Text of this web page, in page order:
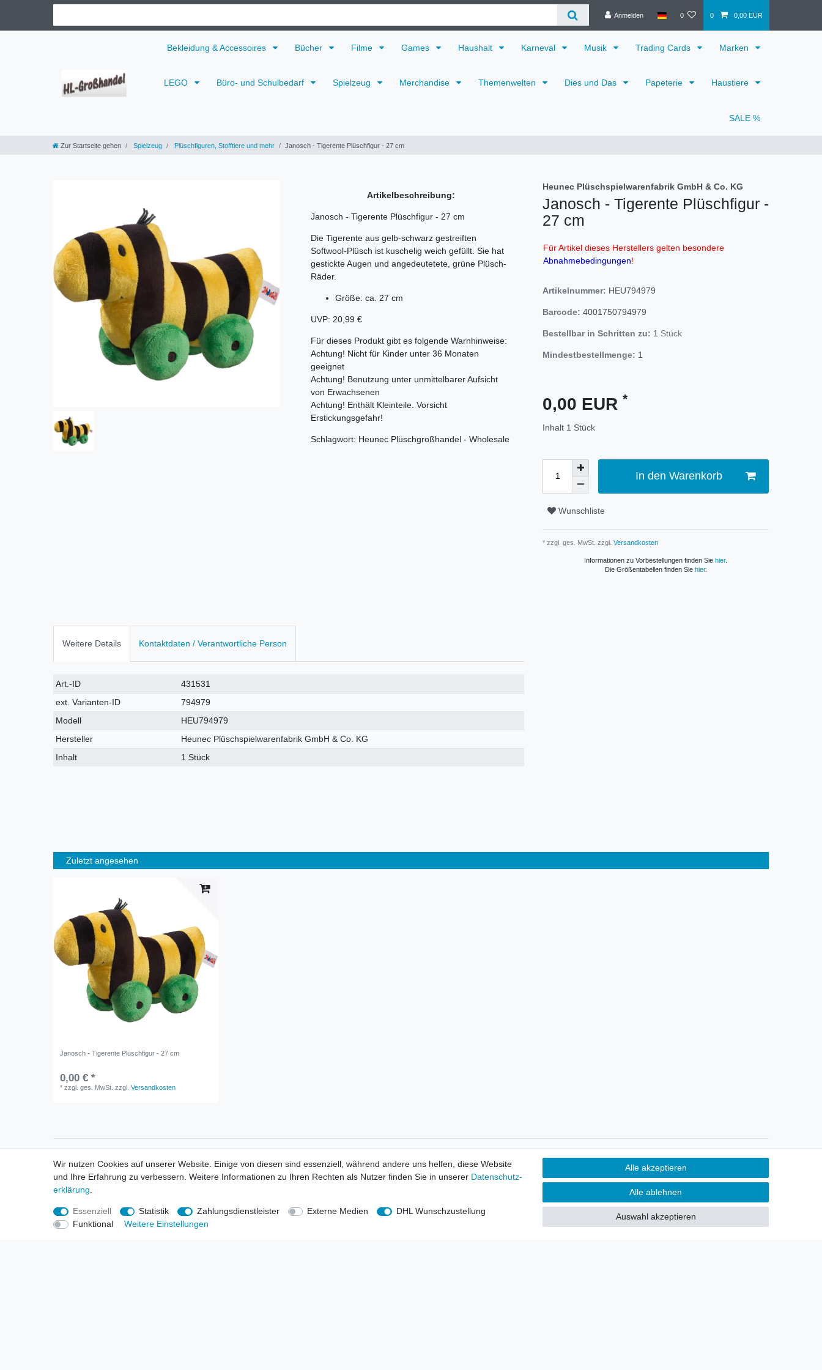
Anmelden 0 0 0,00 EUR
Bekleidung & Accessoires Bücher Filme Games Haushalt Karneval Musik Trading Cards Marken
LEGO Büro- und Schulbedarf Spielzeug Merchandise Themenwelten Dies und Das Papeterie Haustiere
SALE %
Zur Startseite gehen Spielzeug Plüschfiguren, Stofftiere und mehr Janosch - Tigerente Plüschfigur - 27 cm
Artikelbeschreibung:
Janosch - Tigerente Plüschfigur - 27 cm
Die Tigerente aus gelb-schwarz gestreiften
Softwool-Plüsch ist kuschelig weich gefüllt. Sie hat
gestickte Augen und angedeutetete, grüne Plüsch-
Räder.
Größe: ca. 27 cm
UVP: 20,99 €
Für dieses Produkt gibt es folgende Warnhinweise:
Achtung! Nicht für Kinder unter 36 Monaten
geeignet
Achtung! Benutzung unter unmittelbarer Aufsicht
von Erwachsenen
Achtung! Enthält Kleinteile. Vorsicht
Erstickungsgefahr!
Schlagwort: Heunec Plüschgroßhandel - Wholesale
Heunec Plüschspielwarenfabrik GmbH & Co. KG
Janosch - Tigerente Plüschfigur -
27 cm
Für Artikel dieses Herstellers gelten besondere
Abnahmebedingungen!
Artikelnummer: HEU794979
Barcode: 4001750794979
Bestellbar in Schritten zu: 1 Stück
Mindestbestellmenge: 1
0,00 EUR *
Inhalt 1 Stück
In den Warenkorb
Wunschliste
* zzgl. ges. MwSt. zzgl. Versandkosten
Informationen zu Vorbestellungen finden Sie hier.
Die Größentabellen finden Sie hier.
Weitere Details Kontaktdaten / Verantwortliche Person
Technisches
Merkmal
Wert
Art.-ID
431531
ext. Varianten-ID
794979
Modell
HEU794979
Hersteller
Heunec Plüschspielwarenfabrik GmbH & Co. KG
Inhalt
1 Stück
Zuletzt angesehen
Janosch - Tigerente Plüschfigur - 27 cm
0,00 € *
*zzgl. ges. MwSt. zzgl.Versandkosten
Informationen
Neukunden / New Accounts
Zahlung
Versandkosten
Entsorgungs- & Umweltbestimmungen
Größentabellen
Informationen
Händlerbund - rechtssicher verkaufen
Produkt-Kataloge
Über uns
Wir versenden mit
Sie möchten über neu eingetroffene
Lagerware oder Neuheiten
allgemein informiert werden?
Wir nutzen Cookies auf unserer Website. Einige von diesen sind essenziell, während andere uns helfen, diese Website
und Ihre Erfahrung zu verbessern. Weitere Informationen zu Ihren Rechten als Nutzer finden Sie in unserer Daten­schutz­
erklärung
Essenziell Statistik Zahlungsdienstleister Externe Medien
DHL Wunschzustellung
Funktional
Weitere Einstellungen
Alle akzeptieren
Alle ablehnen
Auswahl akzeptieren